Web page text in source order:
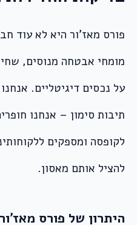
פורס מאז’ור היא לא עוד
מומחי אבטחה מנוסים,
על נכסים דיגיטליים.
תיבות סימון – אנחנו
לקופסה ומספקים
להציל אותם מאסון.
היתרון של פורס